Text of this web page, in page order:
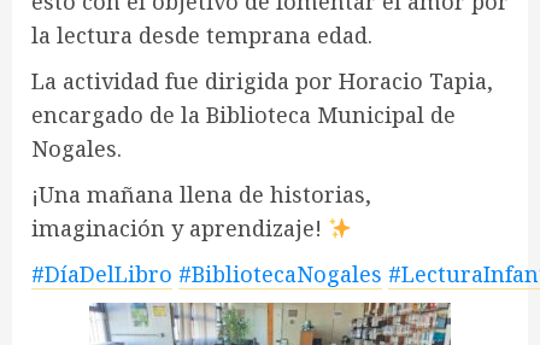
la lectura desde temprana edad.
La actividad fue dirigida por Horacio Tapia,
encargado de la Biblioteca Municipal de
Nogales.
¡Una mañana llena de historias,
imaginación y aprendizaje!
#DíaDelLibro #BibliotecaNogales